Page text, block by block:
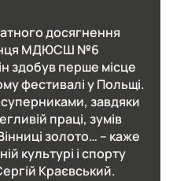
досягнення
МДЮСШ №6
здобув перше місце
фестивалі у Польщі.
завдяки
праці, зумів
золото… – каже
культурі і спорту
Краєвський.